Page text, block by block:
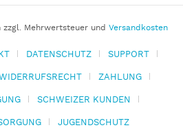
Mehrwertsteuer und Versandkosten
DATENSCHUTZ
SUPPORT
ZAHLUNG
SCHWEIZER KUNDEN
JUGENDSCHUTZ